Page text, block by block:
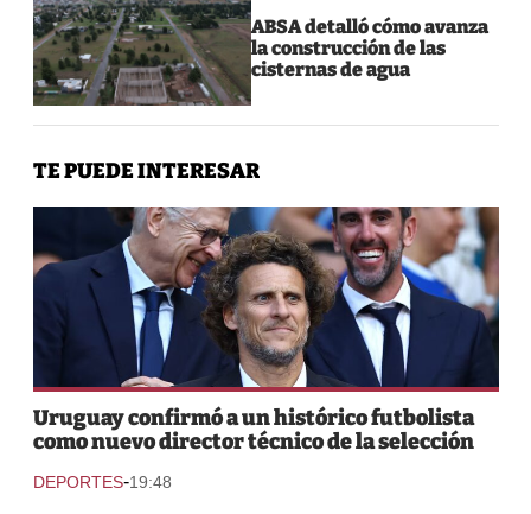
ABSA detalló cómo avanza
la construcción de las
cisternas de agua
TE PUEDE INTERESAR
Uruguay confirmó a un histórico futbolista
como nuevo director técnico de la selección
DEPORTES-19:48